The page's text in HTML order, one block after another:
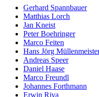
Gerhard Spannbauer
Matthias Lorch
Jan Kneist
Peter Boehringer
Marco Feiten
Hans Jörg
Andreas Speer
Daniel Haase
Marco Freundl
Johannes Forthmann
Erwin Riva